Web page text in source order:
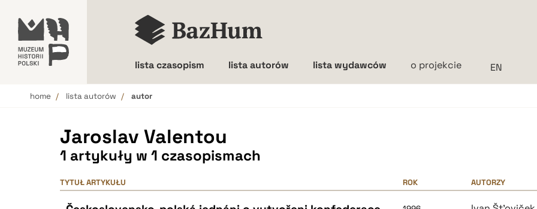
lista czasopism lista autorów lista wydawców o projekcie
home lista autorów autor
Jaroslav Valentou
1 artykuły w 1 czasopismach
TYTUŁ ARTYKUŁU ROK AUTORZY